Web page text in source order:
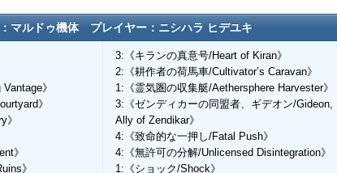
マルドゥ機体 プレイヤー：ニシハラ ヒデユキ
》
》
》
》
》
3:《キランの真意号/Heart of Kiran》
2:《耕作者の荷馬車/Cultivator’s Caravan》
1:《霊気圏の収集艇/Aethersphere Harvester》
3:《ゼンディカーの同盟者、ギデオン/Gideon,
Ally of Zendikar》
4:《致命的な一押し/Fatal Push》
4:《無許可の分解/Unlicensed Disintegration》
1:《ショック/Shock》